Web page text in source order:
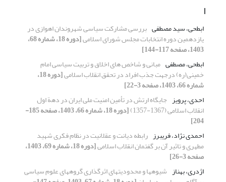
ا
ابطحی، سید مصطفی بررسی مشارکت سیاسی شهروندان اهوازی در
یازدهمین دوره انتخابات مجلس شورای اسلامی [دوره 18، شماره 68،
1403، صفحه 117-144]
ابطحی، مصطفی مبانی و شاخص های اخلاق و تربیت سیاسی امام
خمینی(ره) درجهت جذب افراد در تحقق انقلاب اسلامی [دوره 18،
شماره 66، 1403، صفحه 3-22]
احدی، پرویز جایگاه ارتش در تأمین امنیت ملی ایران در دهة اول
انقلاب اسلامی (1367-1357) [دوره 18، شماره 66، 1403، صفحه 185-
204]
احمدی نژاد، فریبرز رابطه دیانت و عقلانیت در نظام فکری شهید
مطهری و تاثیر آن بر گفتمان انقلاب اسلامی [دوره 18، شماره 69، 1403،
صفحه 3-26]
اژدری، بهناز شیوه‏ها و محدودیت‏های اثرگذاری گروه‏های علوم سیاسی